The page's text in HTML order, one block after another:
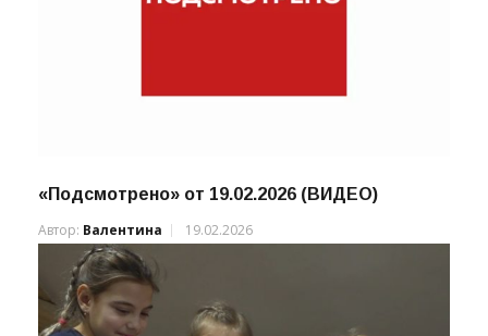
«Подсмотрено» от 19.02.2026 (ВИДЕО)
Автор: Валентина 19.02.2026